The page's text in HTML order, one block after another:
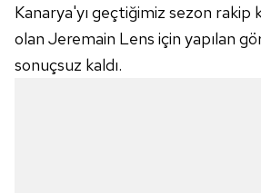
Kanarya'yı geçtiğimiz sezon rakip
olan Jeremain Lens için yapılan
sonuçsuz kaldı.